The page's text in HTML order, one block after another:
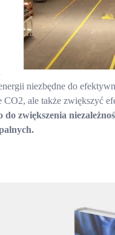
niezbędne do
ale także zwiększyć
do zwiększenia